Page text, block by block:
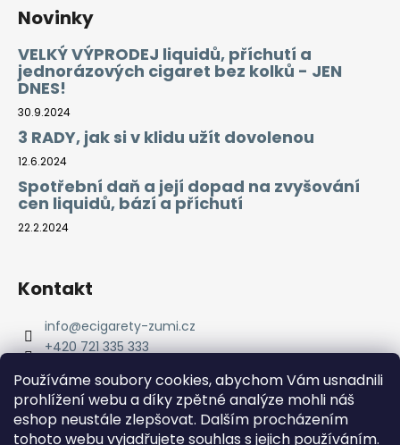
Používáme soubory cookies, abychom Vám usnadnili
prohlížení webu a díky zpětné analýze mohli náš
eshop neustále zlepšovat. Dalším procházením
tohoto webu vyjadřujete souhlas s jejich používáním.
Novinky
VELKÝ VÝPRODEJ liquidů, příchutí a
jednorázových cigaret bez kolků - JEN
DNES!
30.9.2024
3 RADY, jak si v klidu užít dovolenou
12.6.2024
Spotřební daň a její dopad na zvyšování
cen liquidů, bází a příchutí
22.2.2024
Kontakt
info@ecigarety-zumi.cz
+420 721 335 333